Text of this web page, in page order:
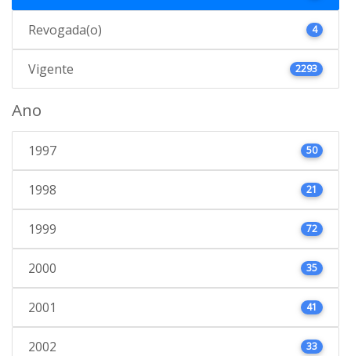
Revogada(o) 4
Vigente 2293
Ano
1997 50
1998 21
1999 72
2000 35
2001 41
2002 33